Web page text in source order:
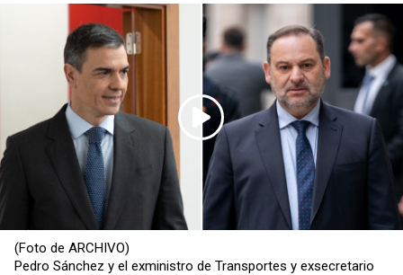
(Foto de ARCHIVO)
Pedro Sánchez y el exministro de Transportes y exsecretario